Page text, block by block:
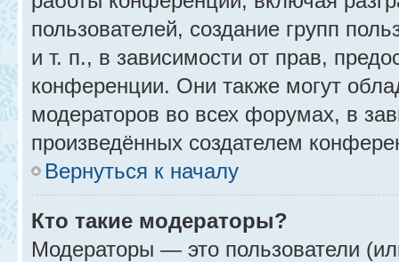
пользователей, создание групп
и т. п., в зависимости от прав,
конференции. Они также могут
модераторов во всех форумах, в
произведённых создателем
Вернуться к началу
Кто такие модераторы?
Модераторы — это пользователи